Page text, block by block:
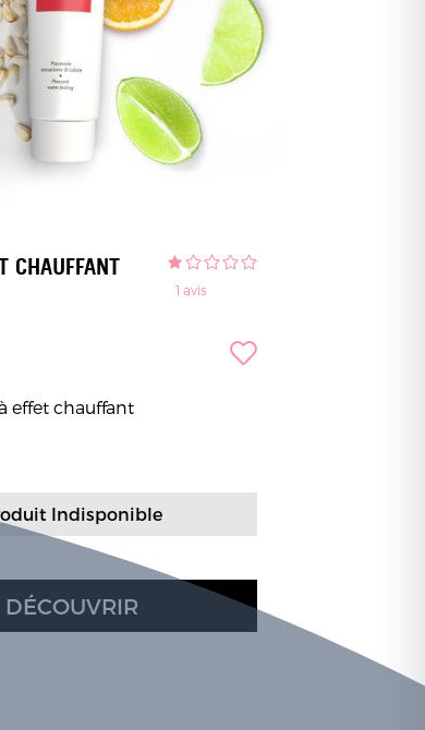
CHAUFFANT
1 avis
effet chauffant
Indisponible
DÉCOUVRIR